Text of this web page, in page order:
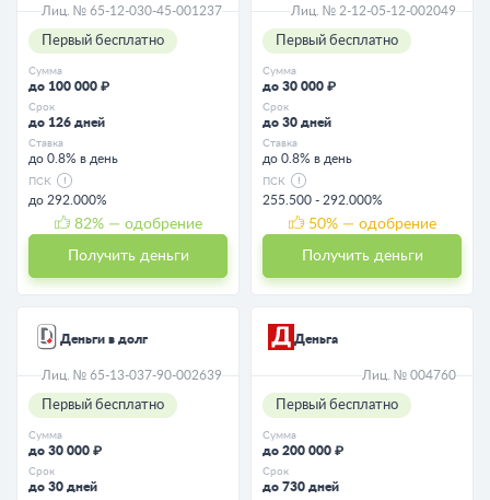
Лиц. № 65-12-030-45-001237
Первый бесплатно
Сумма
до 100 000 ₽
Срок
до 126 дней
Ставка
до 0.8% в день
ПСК
до 292.000%
82% — одобрение
Получить деньги
Лиц. № 2-12-05-12-002049
Первый бесплатно
Сумма
до 30 000 ₽
Срок
до 30 дней
Ставка
до 0.8% в день
ПСК
255.500 - 292.000%
50% — одобрение
Получить деньги
Деньги в долг
Лиц. № 65-13-037-90-002639
Первый бесплатно
Сумма
до 30 000 ₽
Срок
до 30 дней
Деньга
Лиц. № 004760
Первый бесплатно
Сумма
до 200 000 ₽
Срок
до 730 дней